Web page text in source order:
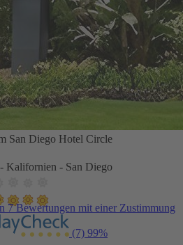
San Diego Hotel Circle
Kalifornien - San Diego
7 Bewertungen mit einer Zustimmung
(7) 99%